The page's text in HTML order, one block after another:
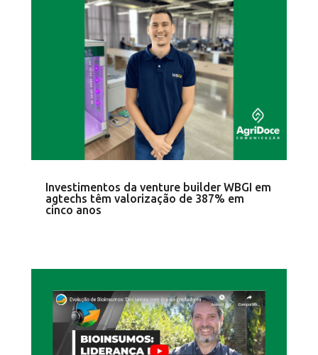
Investimentos da venture builder WBGI em
agtechs têm valorização de 387% em
cinco anos